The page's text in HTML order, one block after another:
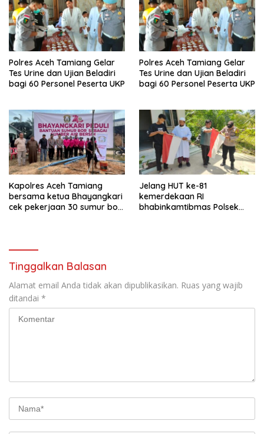
Polres Aceh Tamiang Gelar
Tes Urine dan Ujian Beladiri
bagi 60 Personel Peserta UKP
Polres Aceh Tamiang Gelar
Tes Urine dan Ujian Beladiri
bagi 60 Personel Peserta UKP
Kapolres Aceh Tamiang
bersama ketua Bhayangkari
cek pekerjaan 30 sumur bor
Jelang HUT ke-81
kemerdekaan RI
bhabinkamtibmas Polsek
Tinggalkan Balasan
Alamat email Anda tidak akan dipublikasikan. Ruas yang wajib
ditandai *